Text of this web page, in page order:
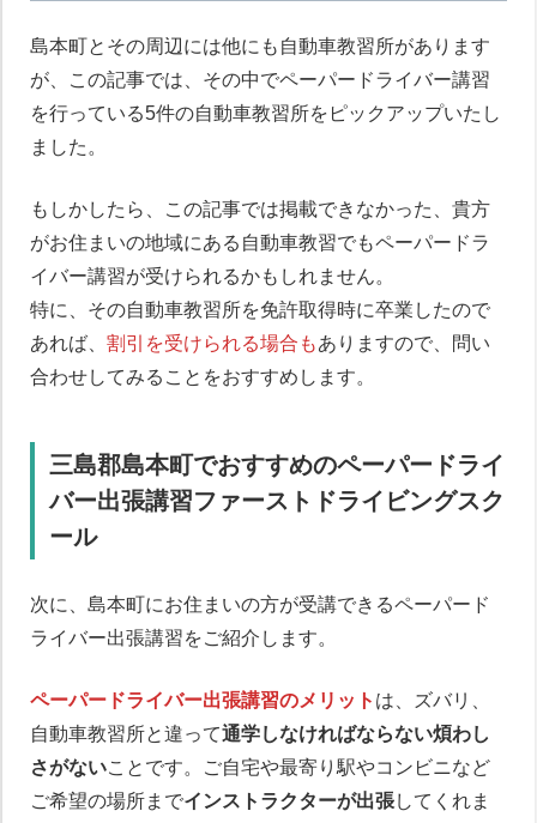
島本町とその周辺には他にも自動車教習所があります
が、この記事では、その中でペーパードライバー講習
を行っている5件の自動車教習所をピックアップいたし
ました。
もしかしたら、この記事では掲載できなかった、貴方
がお住まいの地域にある自動車教習でもペーパードラ
イバー講習が受けられるかもしれません。
特に、その自動車教習所を免許取得時に卒業したので
あれば、 割引を受けられる場合もありますので、問い
合わせしてみることをおすすめします。
三島郡島本町でおすすめのペーパードライ
バー出張講習ファーストドライビングスク
ール
次に、島本町にお住まいの方が受講できるペーパード
ライバー出張講習をご紹介します。
ペーパードライバー出張講習のメリット は、ズバリ、
自動車教習所と違って通学しなければならない煩わし
さがないことです。ご自宅や最寄り駅やコンビニなど
ご希望の場所までインストラクターが出張してくれま